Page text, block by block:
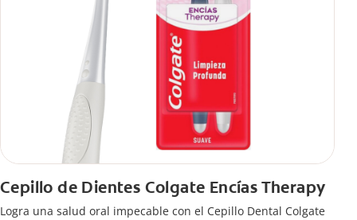
Cepillo de Dientes Colgate Encías Therapy
Logra una salud oral impecable con el Cepillo Dental Colgate